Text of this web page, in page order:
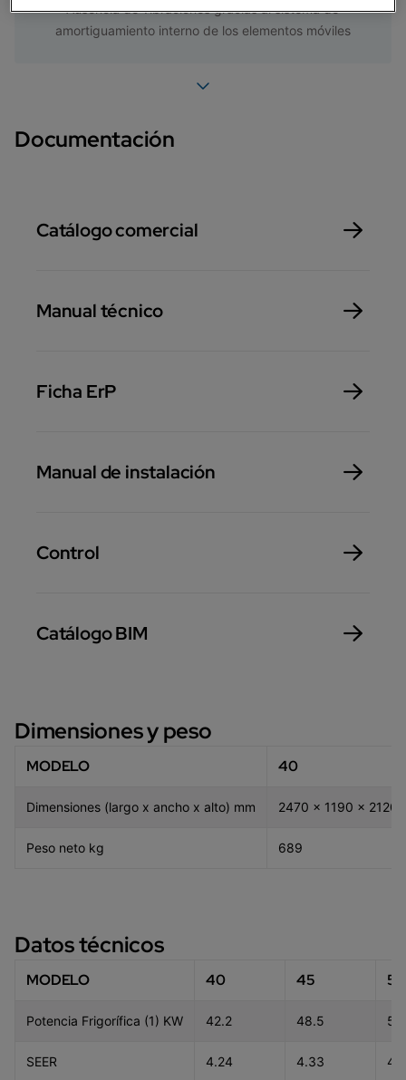
Ausencia de vibraciones gracias al sistema de
amortiguamiento interno de los elementos móviles
Documentación
Catálogo comercial
Manual técnico
Ficha ErP
Manual de instalación
Control
Catálogo BIM
Dimensiones y peso
MODELO 40
Dimensiones (largo x ancho x alto) mm 2470 x 1190 x 2120
Peso neto kg 689
Datos técnicos
MODELO 40 45 55
Potencia Frigorífica (1) KW 42.2 48.5
SEER 4.24 4.33